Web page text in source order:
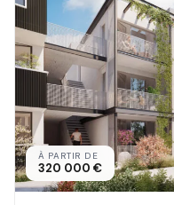
À PARTIR DE
320 000 €